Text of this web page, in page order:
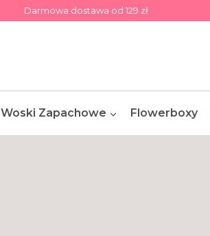
Darmowa dostawa od 129 zł
Woski Zapachowe Flowerboxy